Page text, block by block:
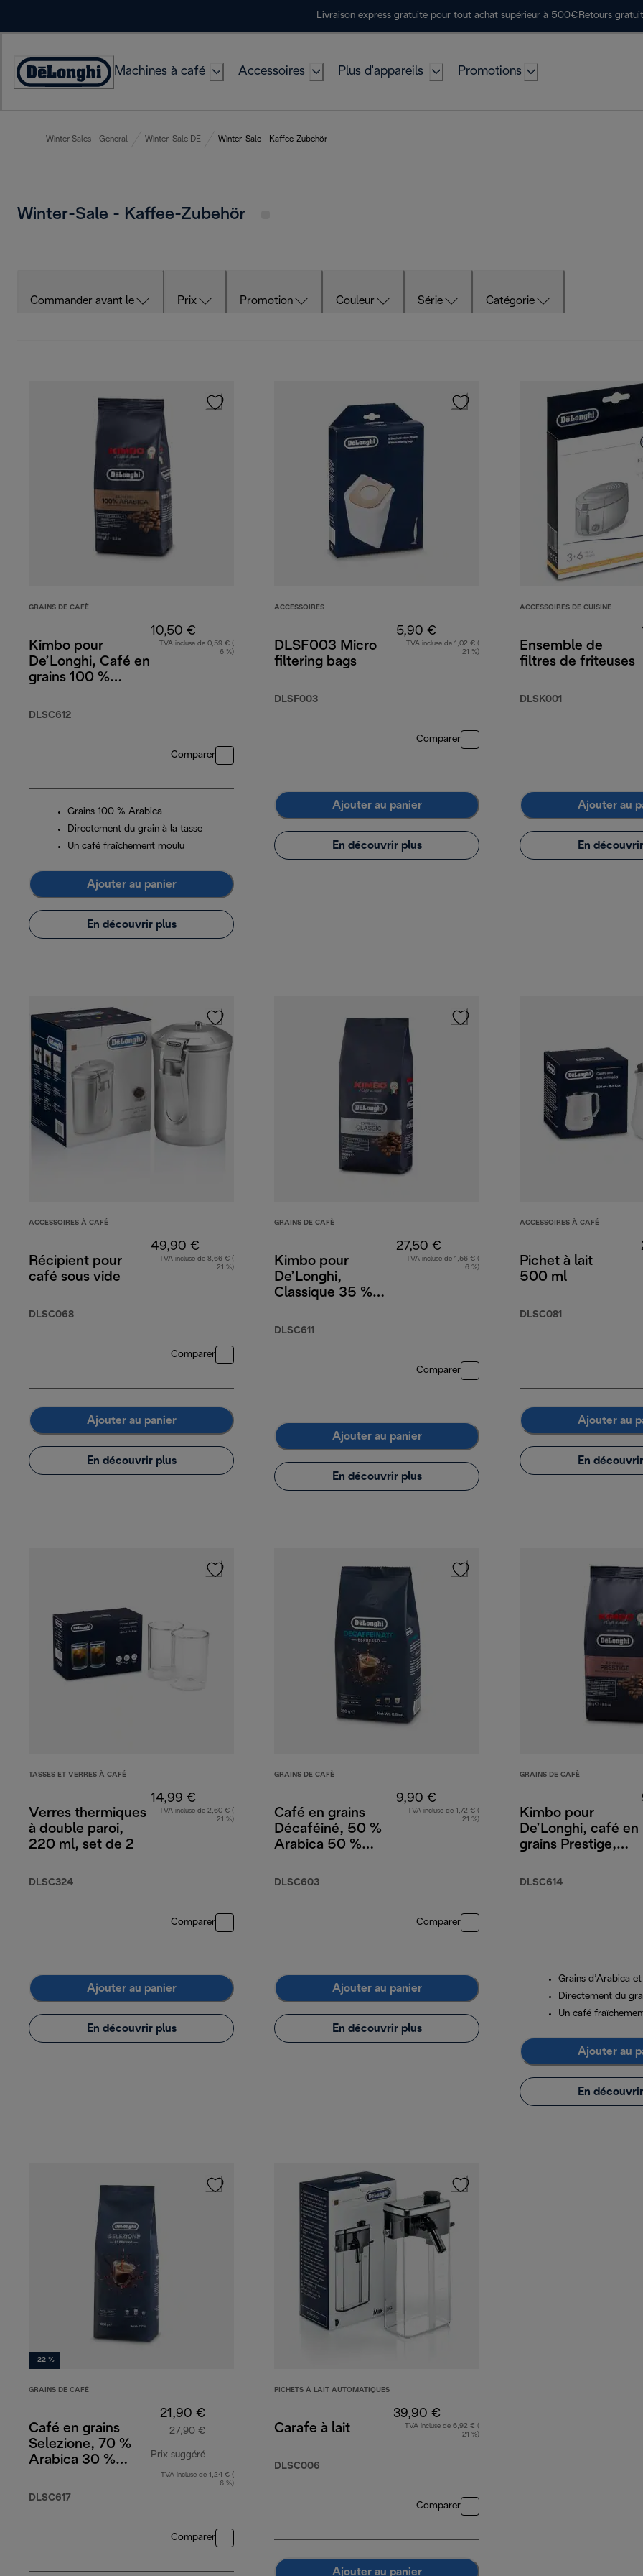
Livraison express gratuite pour tout achat supérieur à 500€ Retours
Déclaration
Machines à café Accessoires Plus d'appareils Promotions
Winter Sales - General Winter-Sale DE Winter-Sale - Kaffee-Zubehör
Winter-Sale - Kaffee-Zubehör
Commander avant le Prix Promotion Couleur Série Catégorie
GRAINS DE CAFÈ
Kimbo pour
De’Longhi, Café en
grains 100 %
DLSC612
10,50 €
TVA incluse de 0,59 € (
6 %)
Comparer
Grains 100 % Arabica
Directement du grain à la tasse
Un café fraîchement moulu
Ajouter au panier
En découvrir plus
ACCESSOIRES
DLSF003 Micro
filtering bags
DLSF003
5,90 €
TVA incluse de 1,02 € (
21 %)
Comparer
Ajouter au panier
En découvrir plus
ACCESSOIRES DE CUISINE
Ensemble de
filtres de friteuses
DLSK001
Ajouter au
En
ACCESSOIRES À CAFÉ
Récipient pour
café sous vide
DLSC068
49,90 €
TVA incluse de 8,66 € (
21 %)
Comparer
Ajouter au panier
En découvrir plus
GRAINS DE CAFÈ
Kimbo pour
De’Longhi,
Classique 35 %
Robusta, 1 kg
DLSC611
27,50 €
TVA incluse de 1,56 € (
6 %)
Comparer
Ajouter au panier
En découvrir plus
ACCESSOIRES À CAFÉ
Pichet à lait
500 ml
DLSC081
Ajouter au
En
TASSES ET VERRES À CAFÉ
Verres thermiques
à double paroi,
220 ml, set de 2
DLSC324
14,99 €
TVA incluse de 2,60 € (
21 %)
Comparer
Ajouter au panier
En découvrir plus
GRAINS DE CAFÈ
Café en grains
Décaféiné, 50 %
Arabica 50 %
DLSC603
9,90 €
TVA incluse de 1,72 € (
21 %)
Comparer
Ajouter au panier
En découvrir plus
GRAINS DE CAFÈ
Kimbo pour
De’Longhi, café en
grains Prestige,
35 % Robusta,
DLSC614
Grains d’Arabica
Directement du
Un café
Ajouter au
En
-22 %
GRAINS DE CAFÈ
Café en grains
Selezione, 70 %
Arabica 30 %
DLSC617
21,90 €
27,90 €
Prix suggéré
prix original 27,90 €
TVA incluse de 1,24 € (
6 %)
Comparer
PICHETS À LAIT AUTOMATIQUES
Carafe à lait
DLSC006
39,90 €
TVA incluse de 6,92 € (
21 %)
Comparer
Ajouter au panier